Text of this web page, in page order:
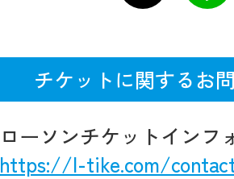
チケットに関するお
ローソンチケットインフ
https://l-tike.com/